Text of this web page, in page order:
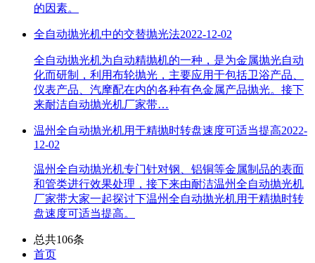
的因素。
全自动抛光机中的交替抛光法2022-12-02
全自动抛光机为自动精抛机的一种，是为金属抛光自动
化而研制，利用布轮抛光，主要应用于包括卫浴产品、
仪表产品、汽摩配在内的各种有色金属产品抛光。接下
来耐洁自动抛光机厂家带…
温州全自动抛光机用于精抛时转盘速度可适当提高2022-
12-02
温州全自动抛光机专门针对钢、铝铜等金属制品的表面
和管类进行效果处理，接下来由耐洁温州全自动抛光机
厂家带大家一起探讨下温州全自动抛光机用于精抛时转
盘速度可适当提高。
总共106条
首页